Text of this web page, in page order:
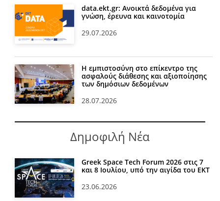
data.ekt.gr: Ανοικτά δεδομένα για
γνώση, έρευνα και καινοτομία
29.07.2026
Η εμπιστοσύνη στο επίκεντρο της
ασφαλούς διάθεσης και αξιοποίησης
των δημόσιων δεδομένων
28.07.2026
Δημοφιλή Νέα
Greek Space Tech Forum 2026 στις 7
και 8 Ιουλίου, υπό την αιγίδα του ΕΚΤ
23.06.2026